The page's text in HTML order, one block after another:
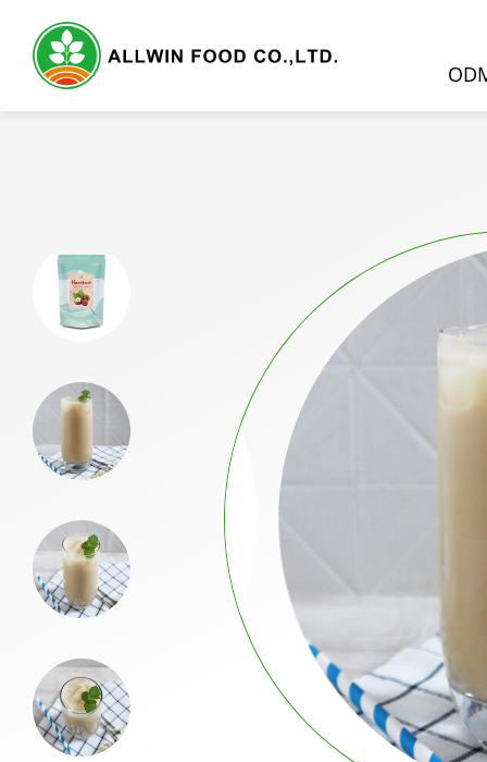
產品介紹
精選產品
天然果蔬原粉
奶蓋粉
布丁&果凍粉
冰品粉
奶昔粉
飲品粉
各式風味掛壁粉及蛋糕奶茶粉